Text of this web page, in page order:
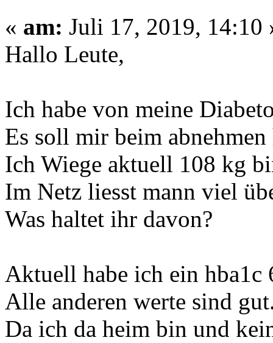
« am: Juli 17, 2019, 14:10
Hallo Leute,
Ich habe von meine
Es soll mir beim
Ich Wiege aktuell 108 kg
Im Netz liesst mann viel
Was haltet ihr davon?
Aktuell habe ich ein hba1c
Alle anderen werte sind
Da ich da heim bin und